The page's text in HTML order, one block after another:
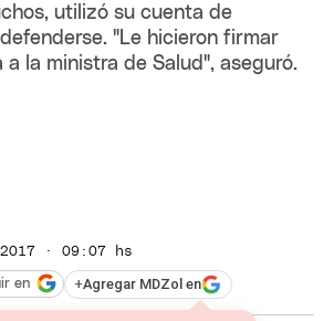
utilizó su cuenta de
"Le hicieron firmar
la ministra de Salud", aseguró.
· 09:07 hs
+Agregar MDZol en
en